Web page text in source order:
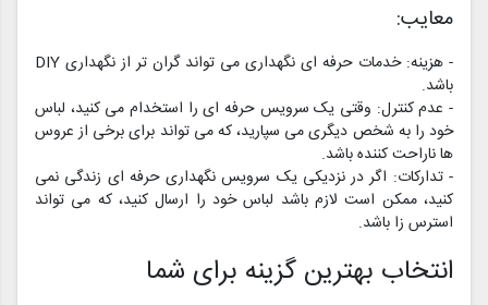
معایب:
- هزینه: خدمات حرفه ای نگهداری می تواند گران تر از نگهداری DIY
باشد.
- عدم کنترل: وقتی یک سرویس حرفه ای را استخدام می کنید، لباس
خود را به شخص دیگری می سپارید، که می تواند برای برخی از عروس
ها ناراحت کننده باشد.
- تدارکات: اگر در نزدیکی یک سرویس نگهداری حرفه ای زندگی نمی
کنید، ممکن است لازم باشد لباس خود را ارسال کنید، که می تواند
استرس زا باشد.
انتخاب بهترین گزینه برای شما